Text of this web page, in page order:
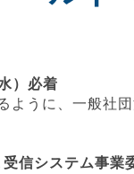
）必着
うに、一般社
信システム事